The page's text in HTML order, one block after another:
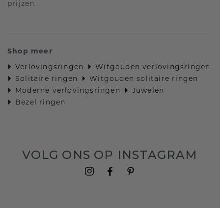
prijzen.
Shop meer
Verlovingsringen
Witgouden verlovingsringen
Solitaire ringen
Witgouden solitaire ringen
Moderne verlovingsringen
Juwelen
Bezel ringen
VOLG ONS OP INSTAGRAM